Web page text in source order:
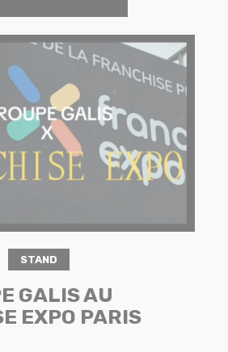
STAND
GALIS AU
EXPO PARIS